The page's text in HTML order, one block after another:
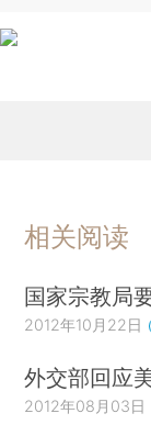
相关阅读
国家宗教局
2012年10月22日
外交部回应
2012年08月03日